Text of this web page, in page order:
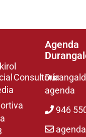
Consultoría
Agenda
agenda
946